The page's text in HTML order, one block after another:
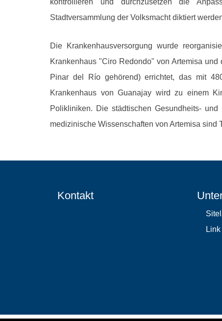
Stadtversammlung der Volksmacht diktiert
Die Krankenhausversorgung wurde
Krankenhaus "Ciro Redondo" von Artemisa
Pinar del Río gehörend) errichtet, das mit
Krankenhaus von Guanajay wird zu einem
Polikliniken. Die städtischen Gesundheits-
medizinische Wissenschaften von Artemisa sind
Kontakt
Link